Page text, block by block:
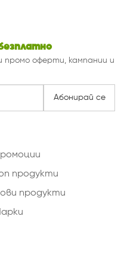
промо оферти, кампании и
Абонирай се
продукти
продукти